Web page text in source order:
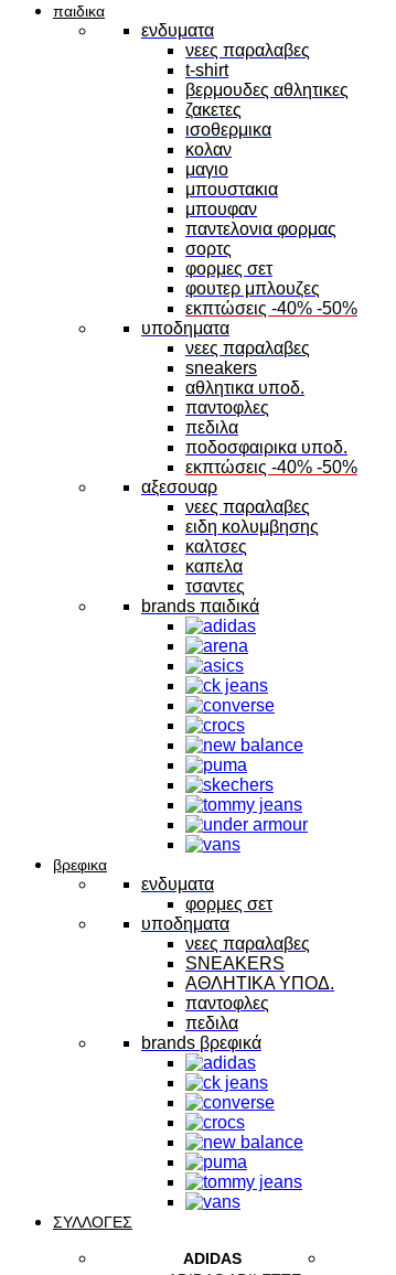
παιδικα
ενδυματα
νεες παραλαβες
t-shirt
βερμουδες αθλητικες
ζακετες
ισοθερμικα
κολαν
μαγιο
μπουστακια
μπουφαν
παντελονια φορμας
σορτς
φορμες σετ
φουτερ μπλουζες
εκπτώσεις -40% -50%
υποδηματα
νεες παραλαβες
sneakers
αθλητικα υποδ.
παντοφλες
πεδιλα
ποδοσφαιρικα υποδ.
εκπτώσεις -40% -50%
αξεσουαρ
νεες παραλαβες
ειδη κολυμβησης
καλτσες
καπελα
τσαντες
brands παιδικά
βρεφικα
ενδυματα
φορμες σετ
υποδηματα
νεες παραλαβες
SNEAKERS
ΑΘΛΗΤΙΚΑ ΥΠΟΔ.
παντοφλες
πεδιλα
brands βρεφικά
ΣΥΛΛΟΓΕΣ
ADIDAS